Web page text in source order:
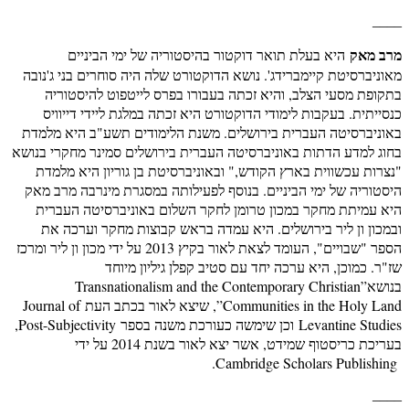
מרב מאק היא בעלת תואר דוקטור בהיסטוריה של ימי הביניים
מאוניברסיטת קיימברידג'. נושא הדוקטורט שלה היה סוחרים בני ג'נובה
בתקופת מסעי הצלב, והיא זכתה בעבורו בפרס לייטפוט להיסטוריה
כנסייתית. בעקבות לימודי הדוקטורט היא זכתה במלגת ליידי דייוויס
באוניברסיטה העברית בירושלים. משנת הלימודים תשע"ב היא מלמדת
בחוג למדע הדתות באוניברסיטה העברית בירושלים סמינר מחקרי בנושא
"נצרות עכשווית בארץ הקודש," ובאוניברסיטת בן גוריון היא מלמדת
היסטוריה של ימי הביניים. בנוסף לפעילותה במסגרת מינרבה מרב מאק
היא עמיתת מחקר במכון טרומן לחקר השלום באוניברסיטה העברית
ובמכון ון ליר בירושלים. היא עמדה בראש קבוצות מחקר וערכה את
הספר "שבויים", העומד לצאת לאור בקיץ 2013 על ידי מכון ון ליר ומרכז
שז"ר. כמוכן, היא ערכה יחד עם סטיב קפלן גיליון מיוחד
בנושא”Transnationalism and the Contemporary Christian
Communities in the Holy Land”, שיצא לאור בכתב העת Journal of
Levantine Studies וכן שימשה כעורכת משנה בספר Post-Subjectivity,
בעריכת כריסטוף שמידט, אשר יצא לאור בשנת 2014 על ידי